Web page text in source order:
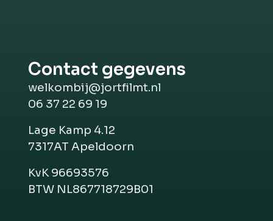
Contact gegevens
welkombij@jortfilmt.nl
06 37 22 69 19
Lage Kamp 4.12
7317AT Apeldoorn
KvK 96693576
BTW NL867718729B01